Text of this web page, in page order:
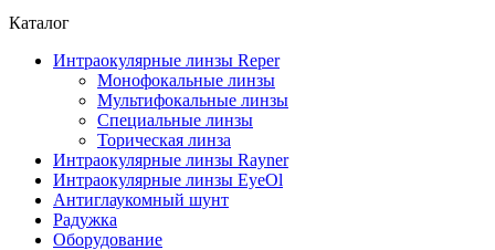
Каталог
Интраокулярные линзы Reper
Монофокальные линзы
Мультифокальные линзы
Специальные линзы
Торическая линза
Интраокулярные линзы Rayner
Интраокулярные линзы EyeOl
Антиглаукомный шунт
Радужка
Оборудование